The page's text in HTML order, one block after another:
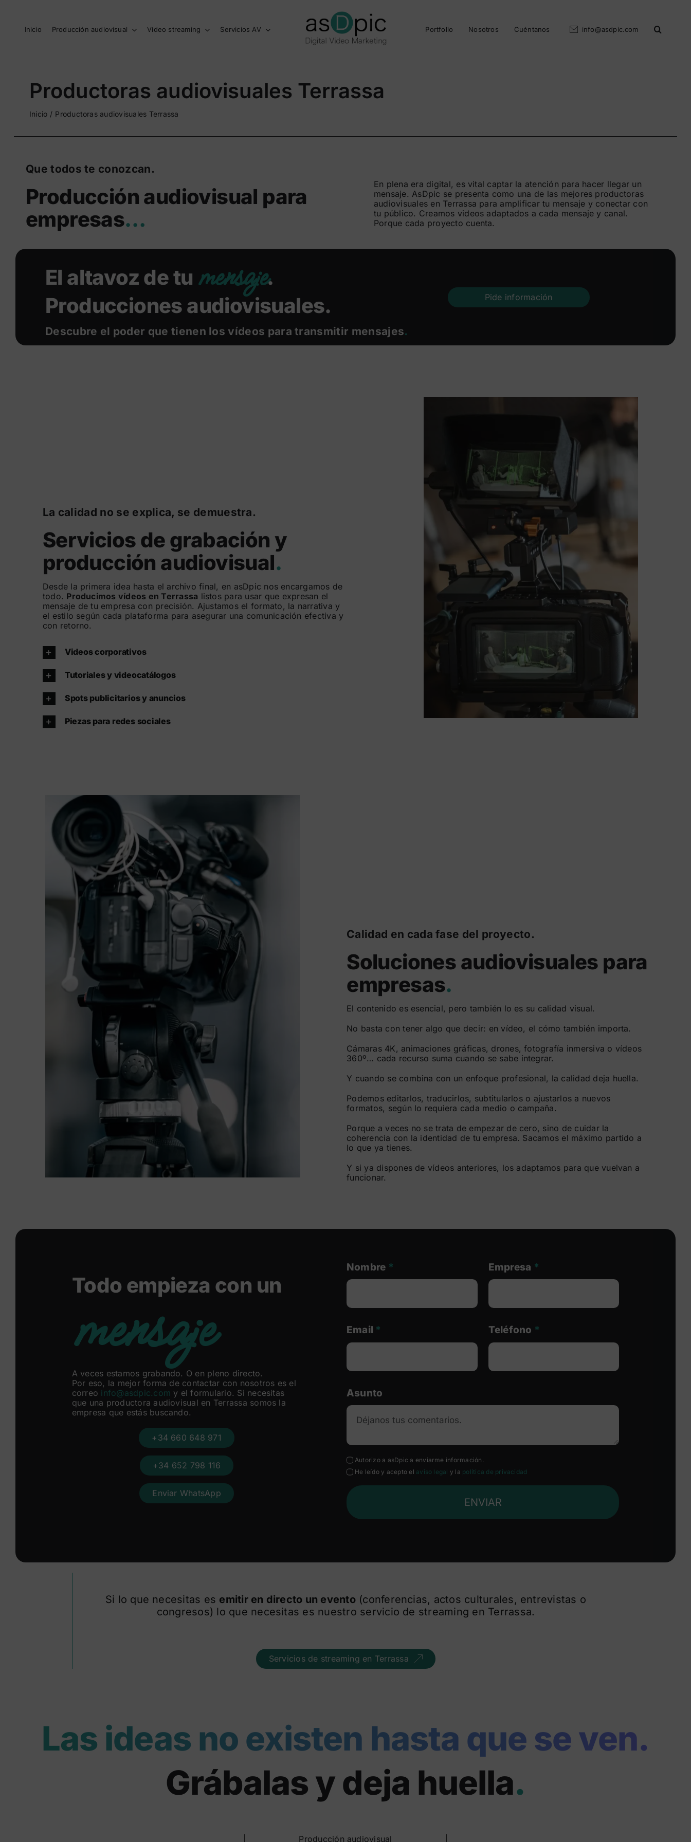
Inicio Producción audiovisual Vídeo streaming Servicios AV Portfolio Nosotros Cuéntanos info@asdpic.com
Productoras audiovisuales Terrassa
Inicio Productoras audiovisuales Terrassa
Que todos te conozcan.
Producción audiovisual para
empresas…
En plena era digital, es vital captar la atención para hacer llegar un
mensaje. AsDpic se presenta como una de las mejores productoras
audiovisuales en Terrassa para amplificar tu mensaje y conectar con
tu público. Creamos videos adaptados a cada mensaje y canal.
Porque cada proyecto cuenta.
El altavoz de tu mensaje.
Producciones audiovisuales.
Descubre el poder que tienen los vídeos para transmitir mensajes.
Pide información
La calidad no se explica, se demuestra.
Servicios de grabación y
producción audiovisual.
Desde la primera idea hasta el archivo final, en asDpic nos encargamos de
todo. Producimos vídeos en Terrassa listos para usar que expresan el
mensaje de tu empresa con precisión. Ajustamos el formato, la narrativa y
el estilo según cada plataforma para asegurar una comunicación efectiva y
con retorno.
Videos corporativos
Tutoriales y videocatálogos
Spots publicitarios y anuncios
Piezas para redes sociales
Calidad en cada fase del proyecto.
Soluciones audiovisuales para
empresas.
El contenido es esencial, pero también lo es su calidad visual.
No basta con tener algo que decir: en vídeo, el cómo también importa.
Cámaras 4K, animaciones gráficas, drones, fotografía inmersiva o vídeos
360º… cada recurso suma cuando se sabe integrar.
Y cuando se combina con un enfoque profesional, la calidad deja huella.
Podemos editarlos, traducirlos, subtitularlos o ajustarlos a nuevos
formatos, según lo requiera cada medio o campaña.
Porque a veces no se trata de empezar de cero, sino de cuidar la
coherencia con la identidad de tu empresa. Sacamos el máximo partido a
lo que ya tienes.
Y si ya dispones de vídeos anteriores, los adaptamos para que vuelvan a
funcionar.
Todo empieza con un
mensaje
A veces estamos grabando. O en pleno directo.
Por eso, la mejor forma de contactar con nosotros es el
correo info@asdpic.com y el formulario. Si necesitas
que una productora audiovisual en Terrassa somos la
empresa que estás buscando.
+34 660 648 971
+34 652 798 116
Enviar WhatsApp
Nombre *
Email *
Empresa *
Teléfono *
Asunto
Autorizo a asDpic a enviarme información.
He leído y acepto el aviso legal y la política de privacidad
ENVIAR
Si lo que necesitas es emitir en directo un evento(conferencias, actos culturales, entrevistas o
congresos) lo que necesitas es nuestro servicio de streaming en Terrassa.
Servicios de streaming en Terrassa
Las ideas no existen hasta que se ven.
Grábalas y deja huella.
Producción audiovisual